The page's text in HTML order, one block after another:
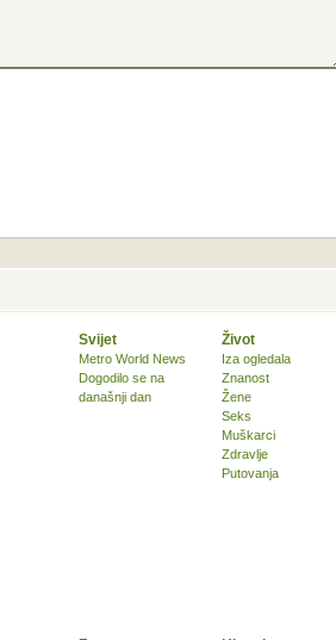
Svijet
Metro World News
Dogodilo se na
današnji dan
Život
Iza ogledala
Znanost
Žene
Seks
Muškarci
Zdravlje
Putovanja